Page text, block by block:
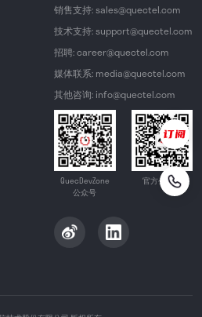
销售支持: sales@quectel.com
技术支持: support@quectel.com
招聘: career@quectel.com
媒体联系: media@quectel.com
其他咨询: info@quectel.com
QuecDevZone
公众号
官方公众号